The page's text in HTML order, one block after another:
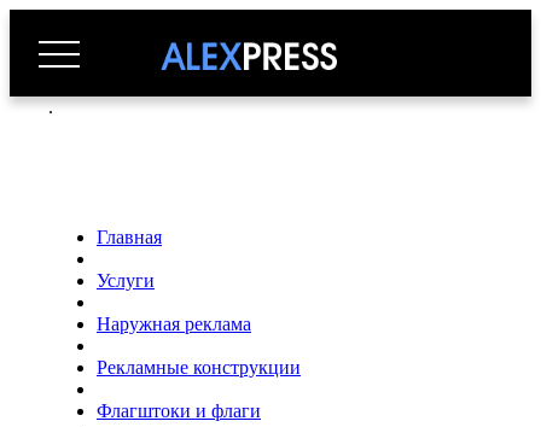
.
Главная
Услуги
Наружная реклама
Рекламные конструкции
Флагштоки и флаги